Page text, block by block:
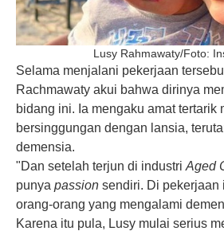
Lusy Rahmawaty/Foto:
Selama menjalani pekerjaan
Rachmawaty akui bahwa dirinya
bidang ini. Ia mengaku amat tertarik
bersinggungan dengan lansia,
demensia.
"Dan setelah terjun di industri Aged
punya passion sendiri. Di pekerjaan
orang-orang yang mengalami
Karena itu pula, Lusy mulai serius